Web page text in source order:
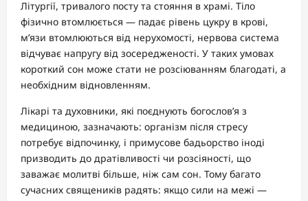
Літургії, тривалого посту та стояння в храмі. Тіло
фізично втомлюється — падає рівень цукру в крові,
м’язи втомлюються від нерухомості, нервова система
відчуває напругу від зосередженості. У таких умовах
короткий сон може стати не розсіюванням благодаті, а
необхідним відновленням.
Лікарі та духовники, які поєднують богослов’я з
медициною, зазначають: організм після стресу
потребує відпочинку, і примусове бадьорство іноді
призводить до дратівливості чи розсіяності, що
заважає молитві більше, ніж сам сон. Тому багато
сучасних священиків радять: якщо сили на межі —